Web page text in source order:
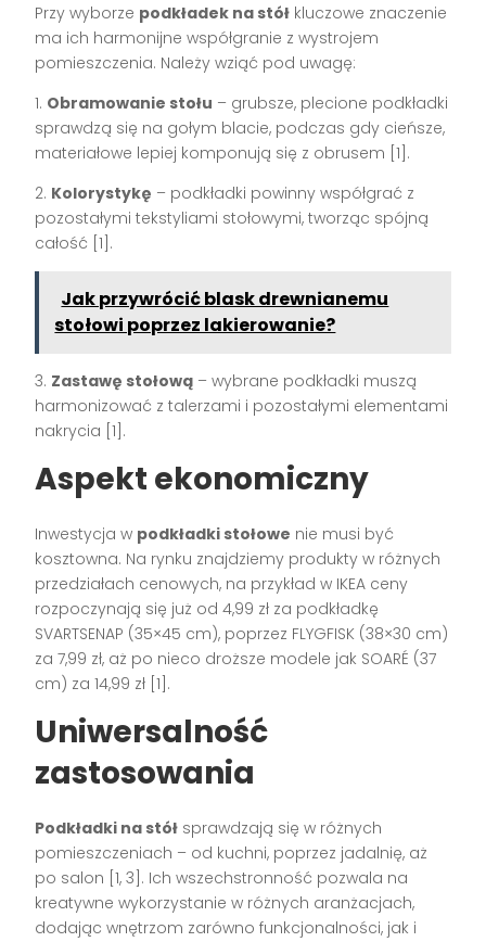
Przy wyborze podkładek na stół kluczowe znaczenie
ma ich harmonijne współgranie z wystrojem
pomieszczenia. Należy wziąć pod uwagę:
1. Obramowanie stołu – grubsze, plecione podkładki
sprawdzą się na gołym blacie, podczas gdy cieńsze,
materiałowe lepiej komponują się z obrusem [1].
2. Kolorystykę – podkładki powinny współgrać z
pozostałymi tekstyliami stołowymi, tworząc spójną
całość [1].
Jak przywrócić blask drewnianemu
stołowi poprzez lakierowanie?
3. Zastawę stołową – wybrane podkładki muszą
harmonizować z talerzami i pozostałymi elementami
nakrycia [1].
Aspekt ekonomiczny
Inwestycja w podkładki stołowe nie musi być
kosztowna. Na rynku znajdziemy produkty w różnych
przedziałach cenowych, na przykład w IKEA ceny
rozpoczynają się już od 4,99 zł za podkładkę
SVARTSENAP (35×45 cm), poprzez FLYGFISK (38×30 cm)
za 7,99 zł, aż po nieco droższe modele jak SOARÉ (37
cm) za 14,99 zł [1].
Uniwersalność
zastosowania
Podkładki na stół sprawdzają się w różnych
pomieszczeniach – od kuchni, poprzez jadalnię, aż
po salon [1, 3]. Ich wszechstronność pozwala na
kreatywne wykorzystanie w różnych aranżacjach,
dodając wnętrzom zarówno funkcjonalności, jak i